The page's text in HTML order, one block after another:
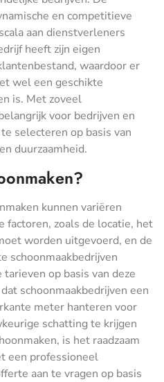
en competitieve
aan dienstverleners
heeft zijn eigen
waardoor er
wel een geschikte
is. Met zoveel
voor bedrijven en
selecteren op basis van
duurzaamheid.
kunnen variëren
factoren, zoals de locatie, het
worden uitgevoerd, en de
schoonmaakbedrijven
op basis van deze
schoonmaakbedrijven een
meter hanteren voor
schatting te krijgen
is het raadzaam
een professioneel
aan te vragen op basis